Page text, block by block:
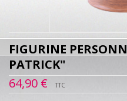
FIGURINE
PATRICK"
64,90 €
TTC